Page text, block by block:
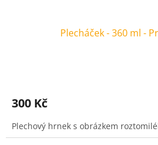
Plecháček - 360 ml -
300 Kč
Plechový hrnek s obrázkem